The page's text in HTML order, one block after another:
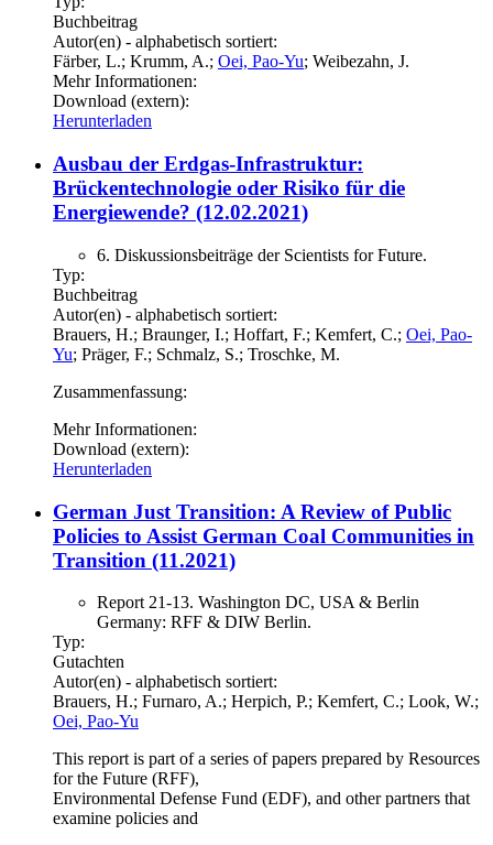
Buchbeitrag
Autor(en) - alphabetisch sortiert:
Färber, L.; Krumm, A.; Oei, Pao-Yu; Weibezahn, J.
Mehr Informationen:
Download (extern):
Herunterladen
Ausbau der Erdgas-Infrastruktur:
Brückentechnologie oder Risiko für die
Energiewende? (12.02.2021)
6. Diskussionsbeiträge der Scientists for Future.
Typ:
Buchbeitrag
Autor(en) - alphabetisch sortiert:
Brauers, H.; Braunger, I.; Hoffart, F.; Kemfert, C.; Oei, Pao-
Yu; Präger, F.; Schmalz, S.; Troschke, M.
Zusammenfassung:
Mehr Informationen:
Download (extern):
Herunterladen
German Just Transition: A Review of Public
Policies to Assist German Coal Communities in
Transition (11.2021)
Report 21-13. Washington DC, USA & Berlin
Germany: RFF & DIW Berlin.
Typ:
Gutachten
Autor(en) - alphabetisch sortiert:
Brauers, H.; Furnaro, A.; Herpich, P.; Kemfert, C.; Look, W.;
Oei, Pao-Yu
This report is part of a series of papers prepared by Resources
for the Future (RFF),
Environmental Defense Fund (EDF), and other partners that
examine policies and